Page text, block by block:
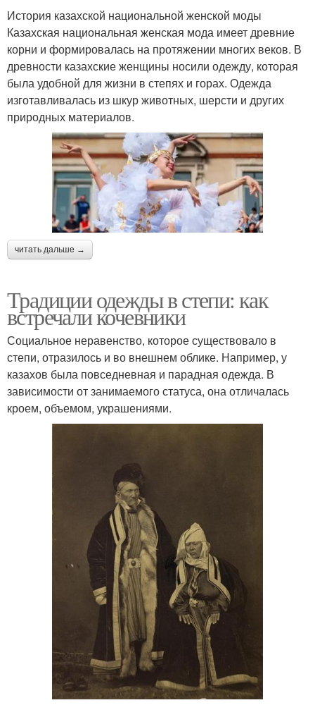
История казахской национальной женской моды
Казахская национальная женская мода имеет древние
корни и формировалась на протяжении многих веков. В
древности казахские женщины носили одежду, которая
была удобной для жизни в степях и горах. Одежда
изготавливалась из шкур животных, шерсти и других
природных материалов.
читать дальше →
Традиции одежды в степи: как
встречали кочевники
Социальное неравенство, которое существовало в
степи, отразилось и во внешнем облике. Например, у
казахов была повседневная и парадная одежда. В
зависимости от занимаемого статуса, она отличалась
кроем, объемом, украшениями.